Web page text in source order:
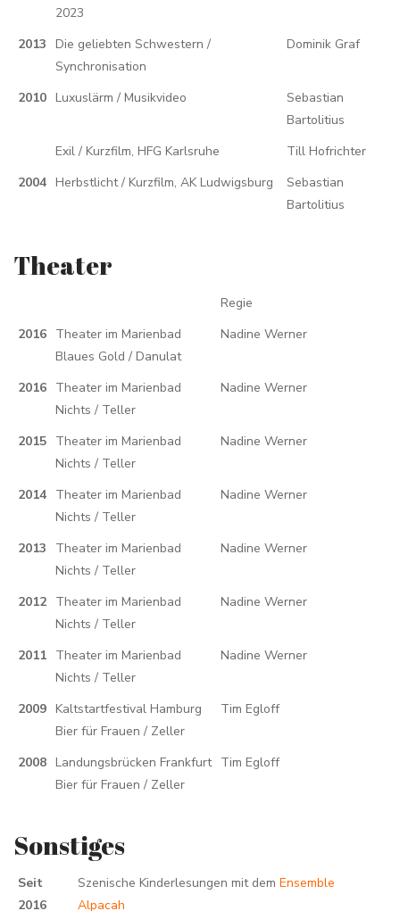
2023
2013 Die geliebten Schwestern /
Synchronisation
Dominik Graf
2010 Luxuslärm / Musikvideo
Sebastian
Bartolitius
Exil / Kurzfilm, HFG Karlsruhe
Till Hofrichter
2004 Herbstlicht / Kurzfilm, AK Ludwigsburg
Sebastian
Bartolitius
Theater
Regie
2016 Theater im Marienbad
Blaues Gold / Danulat
Nadine Werner
2016 Theater im Marienbad
Nichts / Teller
Nadine Werner
2015 Theater im Marienbad
Nichts / Teller
Nadine Werner
2014 Theater im Marienbad
Nichts / Teller
Nadine Werner
2013
Theater im Marienbad
Nichts / Teller
Nadine Werner
2012 Theater im Marienbad
Nichts / Teller
Nadine Werner
2011 Theater im Marienbad
Nichts / Teller
Nadine Werner
2009 Kaltstartfestival Hamburg
Bier für Frauen / Zeller
Tim Egloff
2008 Landungsbrücken Frankfurt
Bier für Frauen / Zeller
Tim Egloff
Sonstiges
Seit
2016
Szenische Kinderlesungen mit dem Ensemble
Alpacah